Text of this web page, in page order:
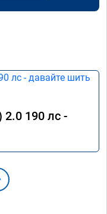
2.0 190 лс -